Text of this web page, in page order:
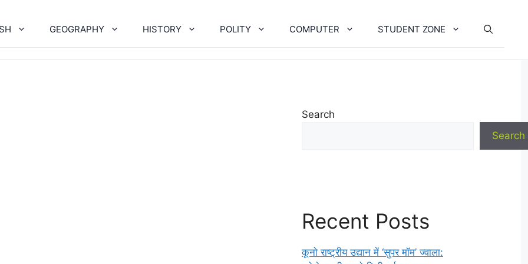
GEOGRAPHY HISTORY POLITY COMPUTER STUDENT ZONE
Search
Search
Recent Posts
कूनो राष्ट्रीय उद्यान में ‘सुपर मॉम’ ज्वाला: